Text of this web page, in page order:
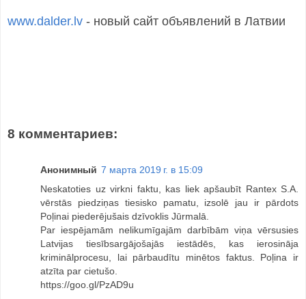
www.dalder.lv - новый сайт объявлений в Латвии
8 комментариев:
Анонимный 7 марта 2019 г. в 15:09
Neskatoties uz virkni faktu, kas liek apšaubīt Rantex S.A.
vērstās piedziņas tiesisko pamatu, izsolē jau ir pārdots
Poļinai piederējušais dzīvoklis Jūrmalā.
Par iespējamām nelikumīgajām darbībām viņa vērsusies
Latvijas tiesībsargājošajās iestādēs, kas ierosināja
kriminālprocesu, lai pārbaudītu minētos faktus. Poļina ir
atzīta par cietušo.
https://goo.gl/PzAD9u